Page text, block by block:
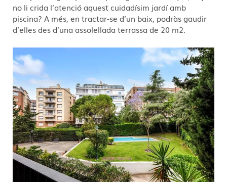
no li crida l’atenció aquest cuidadísim jardí amb
piscina? A més, en tractar-se d’un baix, podràs gaudir
d’elles des d’una assolellada terrassa de 20 m2.